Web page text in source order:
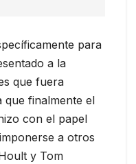
para
a la
que fuera
que finalmente el
con el papel
a otros
y Tom